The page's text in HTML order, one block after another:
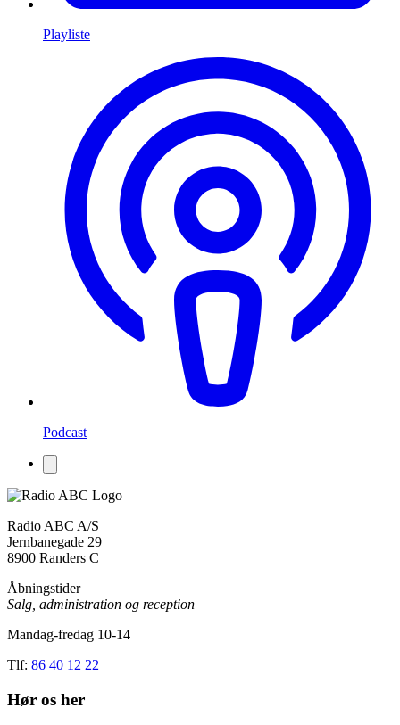
Playliste
Podcast
Radio ABC A/S
Jernbanegade 29
8900 Randers C
Åbningstider
Salg, administration og reception
Mandag-fredag 10-14
Tlf: 86 40 12 22
Hør os her